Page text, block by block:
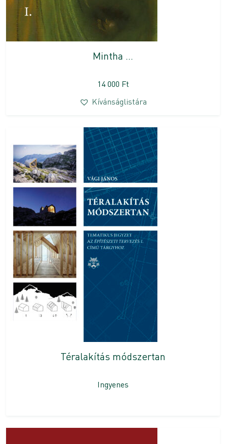
Mintha …
14 000 Ft
Kívánságlistára
Téralakítás módszertan
Ingyenes